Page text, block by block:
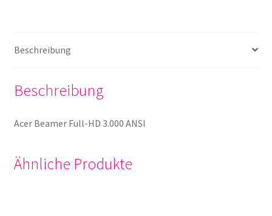
Beschreibung
Beschreibung
Acer Beamer Full-HD 3.000 ANSI
Ähnliche Produkte